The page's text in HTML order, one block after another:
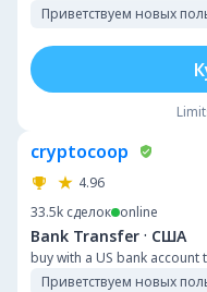
Приветствуем новых
cryptocoop
4.96
33.5k сделок online
Bank Transfer · США
buy with a US bank
Приветствуем новых